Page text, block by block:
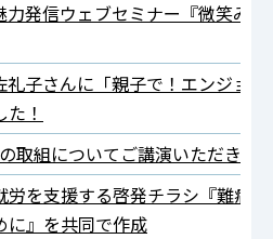
力発信ウェブセミナー『微笑み
礼子さんに「親子で！エンジョ
！
取組についてご講演いただきま
労を支援する啓発チラシ『難病
に』を共同で作成